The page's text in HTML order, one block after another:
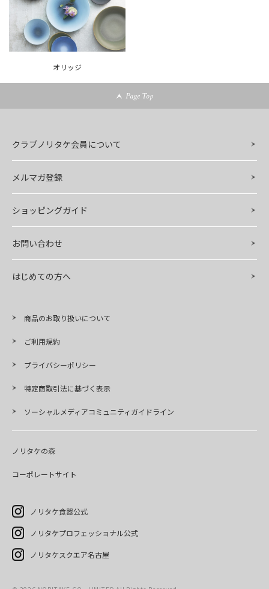
オリッジ
Page Top
クラブノリタケ会員について
メルマガ登録
ショッピングガイド
お問い合わせ
はじめての方へ
商品のお取り扱いについて
ご利用規約
プライバシーポリシー
特定商取引法に基づく表示
ソーシャルメディアコミュニティガイドライン
ノリタケの森
コーポレートサイト
ノリタケ食器公式
ノリタケプロフェッショナル公式
ノリタケスクエア名古屋